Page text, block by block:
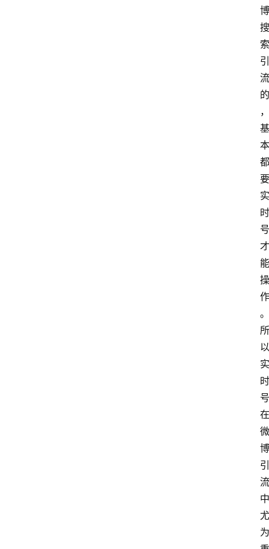
博
搜
索
引
流
的
，
基
本
都
要
实
时
号
才
能
操
作
。
所
以
实
时
号
在
微
博
引
流
中
尤
为